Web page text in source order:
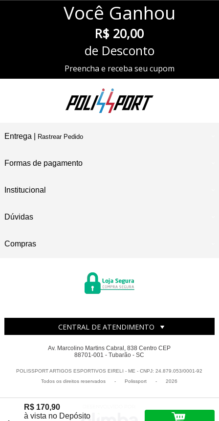
Você Ganhou
R$ 20,00
de Desconto
Preencha e receba seu cupom
Entrega | Rastrear Pedido
Formas de pagamento
Institucional
Dúvidas
Compras
CENTRAL DE ATENDIMENTO
Av. Marcolino Martins Cabral, 838 Centro CEP
88701-001 - Tubarão - SC
POLISSPORT ARTIGOS ESPORTIVOS EIRELI - ME - CNPJ: 24.879.053/0001-92
Todos os direitos reservados
- Polissport - 2026
R$ 170,90
à vista no Depósito